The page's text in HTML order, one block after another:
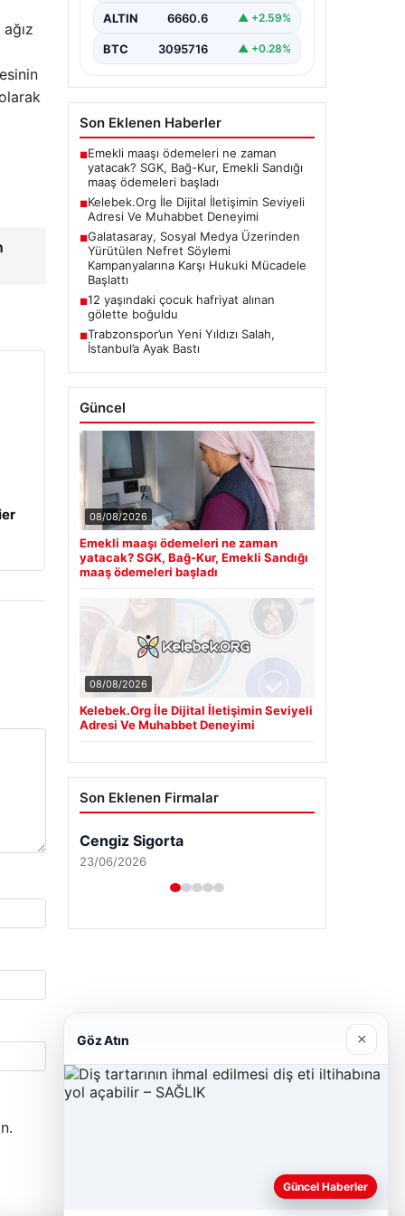
olarak…
ALTIN 6660.6 ▲ +2.59%
BTC 3095716 ▲ +0.28%
Son Eklenen Haberler
■Emekli maaşı ödemeleri ne zaman
yatacak? SGK, Bağ-Kur, Emekli Sandığı
maaş ödemeleri başladı
■Kelebek.Org İle Dijital İletişimin Seviyeli
Adresi Ve Muhabbet Deneyimi
■Galatasaray, Sosyal Medya Üzerinden
Yürütülen Nefret Söylemi
Kampanyalarına Karşı Hukuki Mücadele
Başlattı
■12 yaşındaki çocuk hafriyat alınan
gölette boğuldu
■Trabzonspor’un Yeni Yıldızı Salah,
İstanbul’a Ayak Bastı
Güncel
08/08/2026
Emekli maaşı ödemeleri ne zaman
yatacak? SGK, Bağ-Kur, Emekli Sandığı
maaş ödemeleri başladı
08/08/2026
Kelebek.Org İle Dijital İletişimin Seviyeli
Adresi Ve Muhabbet Deneyimi
Son Eklenen Firmalar
Cengiz Sigorta
23/06/2026
Göz Atın ×
Güncel Haberler